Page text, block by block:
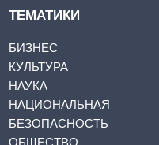
ТЕМАТИКИ
БИЗНЕС
КУЛЬТУРА
НАУКА
НАЦИОНАЛЬНАЯ
БЕЗОПАСНОСТЬ
ОБЩЕСТВО